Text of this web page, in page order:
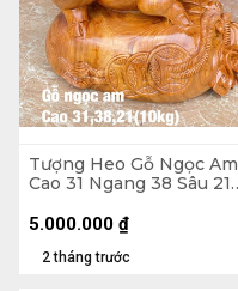
Tượng Heo Gỗ Ngọc Am
Cao 31 Ngang 38 Sâu 21
2 tháng trước
5.000.000 ₫